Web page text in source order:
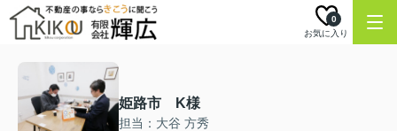
お気に入り
0
姫路市 K様
担当：大谷 方秀